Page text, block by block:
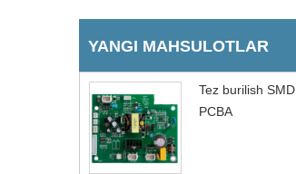
YANGI MAHSULOTLAR
Tez burilish SMD
PCBA